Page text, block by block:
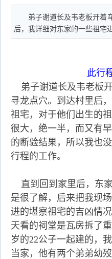
弟子谢道长及韦老板开着
后，我详细对东家的一些祖宅
此行
弟子谢道长及韦老板
寻龙点穴。到达村里后
祖宅，对于他们出生的
很大，绝一半，而又有
的断验结果，所以我也
行程的工作。
直到回到家里后，东
是很了解，后来把我现
进的堪察祖宅的吉凶情
天看的祠堂是瓦房拆了
岁的22公子一起建的，
当家，他有两个弟弟幼